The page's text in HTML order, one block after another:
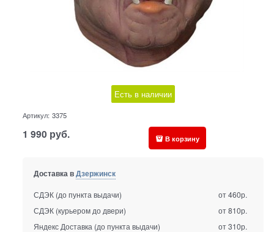
Есть в наличии
Артикул: 3375
1 990 руб. В корзину
Доставка вДзержинск
СДЭК (до пункта выдачи)
от 460р.
СДЭК (курьером до двери)
от 810р.
Яндекс Доставка (до пункта выдачи)
от 310р.